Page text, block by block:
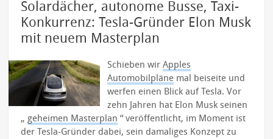
Solardächer, autonome Busse, Taxi-
Konkurrenz: Tesla-Gründer Elon Musk
mit neuem Masterplan
Schieben wirApples
Automobilpläne mal beiseite und
werfen einen Blick auf Tesla. Vor
zehn Jahren hat Elon Musk seinen
„ geheimen Masterplan “ veröffentlicht, im Moment ist
der Tesla-Gründer dabei, sein damaliges Konzept zu